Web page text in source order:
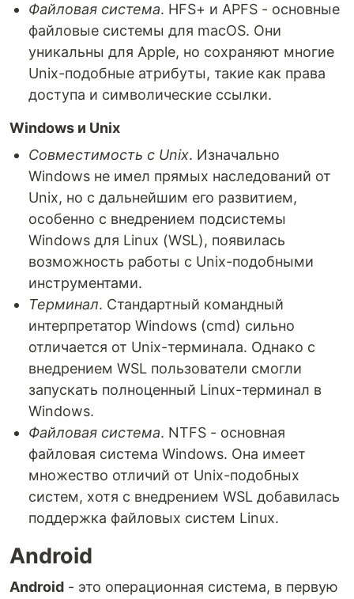
Файловая система. HFS+ и APFS - основные
файловые системы для macOS. Они
уникальны для Apple, но сохраняют многие
Unix-подобные атрибуты, такие как права
доступа и символические ссылки.
Windows и Unix
Совместимость с Unix. Изначально
Windows не имел прямых наследований от
Unix, но с дальнейшим его развитием,
особенно с внедрением подсистемы
Windows для Linux (WSL), появилась
возможность работы с Unix-подобными
инструментами.
Терминал. Стандартный командный
интерпретатор Windows (cmd) сильно
отличается от Unix-терминала. Однако с
внедрением WSL пользователи смогли
запускать полноценный Linux-терминал в
Windows.
Файловая система. NTFS - основная
файловая система Windows. Она имеет
множество отличий от Unix-подобных
систем, хотя с внедрением WSL добавилась
поддержка файловых систем Linux.
Android
Android - это операционная система, в первую